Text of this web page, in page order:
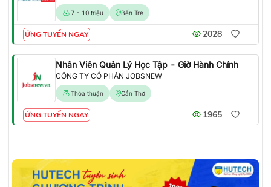
7 - 10 triệu Bến Tre
ỨNG TUYỂN NGAY 2028
Nhân Viên Quản Lý Học Tập - Giờ Hành Chính
CÔNG TY CỔ PHẦN JOBSNEW
Thỏa thuận Cần Thơ
ỨNG TUYỂN NGAY 1965